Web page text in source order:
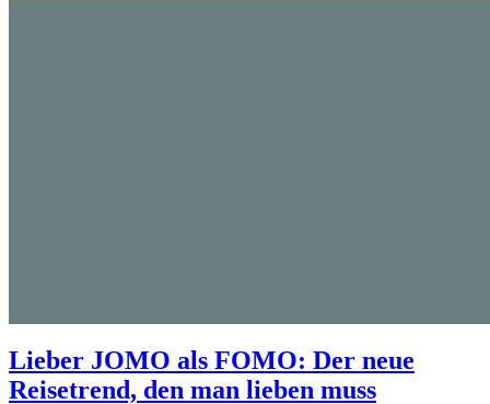
Lieber JOMO als FOMO: Der neue
Reisetrend, den man lieben muss